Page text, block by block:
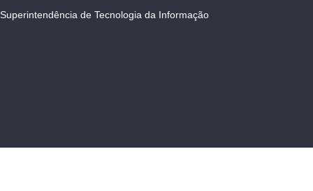
Superintendência de Tecnologia da Informação